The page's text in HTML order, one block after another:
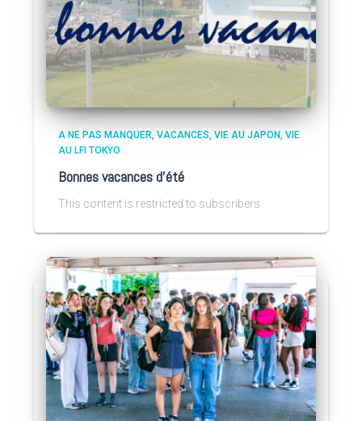
A NE PAS MANQUER VACANCES VIE AU JAPON VIE
AU LFI TOKYO
Bonnes vacances d’été
This content is restricted to subscribers